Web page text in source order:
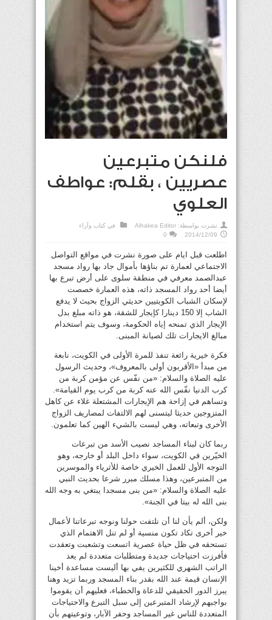
فلنكن متبرعين
عصريين ، بقلم: عواطف
العلوي
نشرت بواسطة: Alhakea Editor في كتاب وآراء
2014/12/09
0
اطلعت قبل ايام على صورة نشرت في مواقع التواصل
الاجتماعي لعمارة تم بناؤها بأموال جاد بها رواد مسجد
عبدالصمد معرفي في منطقة سلوى على أرض تبرع بها
أيضا أحد رواد المسجد ذاته، هذه العمارة خصصت
لإسكان الشباب الكويتيين حديثي الزواج بحيث لا يدفع
الشاب إلا 150 دينارا كإيجار للشقة، هو ذاته مبلغ بدل
الإيجار الذي تمنحه إياه الحكومة، وسوف يتم استخدام
مبالغ الايجارات تلك لصيانة المبنى.
فكرة خيرية رائعة تنفذ للمرة الأولى في الكويت، نابعة
من مبدأ «الأقربون أولى بالمعروف»، وحديث الرسول
عليه الصلاة والسلام: «من نفّس عن مؤمن كربة من
كرب الدنيا نفّس الله عنه كربة من كرب يوم القيامة».
وتساهم في إزاحة هم الإيجارات المشتعلة غلاء عن كاهل
المتزوجين حديثا ليتسنى لهم الالتفات لمصاريف الزواج
الأخرى وتبعاته، وهي ليست بالشيء الهين كما تعلمون.
ربما كان لبناء المساجد نصيب الأسد من تبرعات
الخيّرين في الكويت، سواء داخل البلد أو خارجه، وهو
التوجه الأول للعمل الخيري خاصة للأثرياء والموسرين
من المتبرعين، وهذا مسلك مبرر شرعا بحديث النبي
عليه الصلاة والسلام: «من بنى مسجدا يبتغي به وجه الله
بنى الله له بيتا في الجنة».
ولكن، ألم يأن لنا أن نلتفت حولنا ونوجه تبرعاتنا لأعمال
خير أخرى تكاد تكون منسية أو لم تنل الاهتمام الذي
تستحقه في ظل حياة عصرية اتسعت وتشعبت وتعقدت
فأفرزت احتياجات جديدة ومتطلبات متعددة لم يعد
الراتب الشهري للكثيرين يفي بها أليست مساعدة أخينا
الإنسان قيمة عند الله بقدر بناء المسجد وربما تزيد وهنا
يبرز الدور الحقيقي للدعاة والخطباء، فعليهم أن يقوموا
بواجبهم لإرشاد المتبرعين إلى سبل التبرع والاحتياجات
المتعددة للناس غير المساجد وحفر الآبار، وتوعيتهم بأن